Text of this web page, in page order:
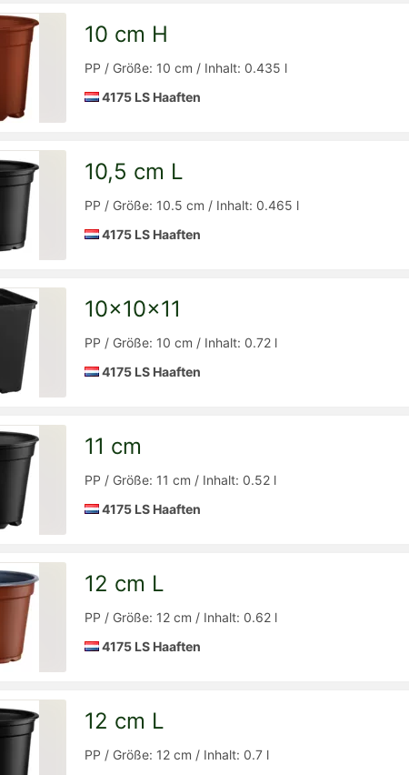
Detailseite
Detailseite
10 cm H
PP / Größe: 10 cm / Inhalt: 0.435 l
4175 LS Haaften
Detailseite
10,5 cm L
PP / Größe: 10.5 cm / Inhalt: 0.465 l
4175 LS Haaften
10x10x11
PP / Größe: 10 cm / Inhalt: 0.72 l
4175 LS Haaften
Detailseite
11 cm
PP / Größe: 11 cm / Inhalt: 0.52 l
4175 LS Haaften
Detailseite
12 cm L
PP / Größe: 12 cm / Inhalt: 0.62 l
4175 LS Haaften
12 cm L
PP / Größe: 12 cm / Inhalt: 0.7 l